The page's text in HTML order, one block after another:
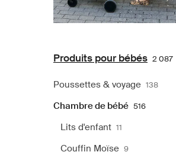
Produits pour bébés 2 087
Poussettes & voyage 138
Chambre de bébé 516
Lits d'enfant 11
Couffin Moïse 9